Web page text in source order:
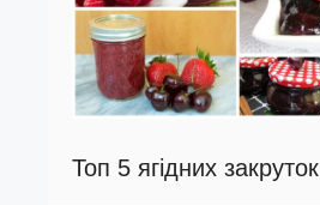
Топ 5 ягідних закруток